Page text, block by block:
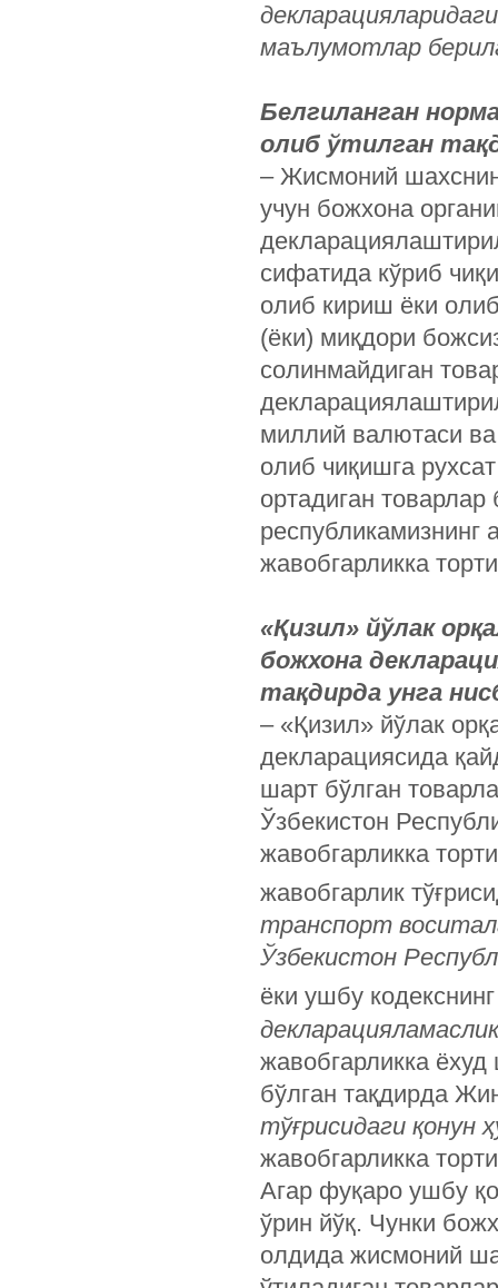
маълумотлар
Белгиланган
олиб ўтилган
– Жисмоний
учун божхона
сифатида кўриб
олиб кириш ёки
(ёки) миқдори
солинмайдиган
миллий валютаси
олиб чиқишга
ортадиган
республикамизнинг
жавобгарликка
«Қизил» йўлак
божхона
тақдирда унга
– «Қизил» йўлак
декларациясида
шарт бўлган
Ўзбекистон
жавобгарликка
жавобгарлик
транспорт
Ўзбекистон
ёки ушбу
жавобгарликка
бўлган тақдирда
тўғрисидаги қонун
жавобгарликка
Агар фуқаро ушбу
ўрин йўқ. Чунки
олдида жисмоний